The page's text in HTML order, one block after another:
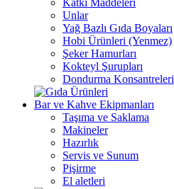
Katkı Maddeleri
Unlar
Yağ Bazlı Gıda Boyaları
Hobi Ürünleri (Yenmez)
Şeker Hamurları
Kokteyl Şurupları
Dondurma Konsantreleri
Bar ve Kahve Ekipmanları
Taşıma ve Saklama
Makineler
Hazırlık
Servis ve Sunum
Pişirme
El aletleri